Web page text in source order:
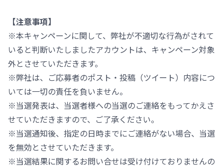
【注意事項】
※本キャンペーンに関して、弊社が不適切な行為がされて
いると判断いたしましたアカウントは、キャンペーン対象
外とさせていただきます。
※弊社は、ご応募者のポスト・投稿（ツイート）内容につ
いては一切の責任を負いません。
※当選発表は、当選者様への当選のご連絡をもってかえさ
せていただきますので、ご了承ください。
※当選通知後、指定の日時までにご連絡がない場合、当選
を無効とさせていただきます。
※当選結果に関するお問い合せは受け付けておりませんの